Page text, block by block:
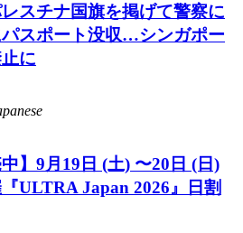
スチナ国旗を掲げて警察に
スポート没収…シンガポー
に
中】9月19日 (土) 〜20日 (日)
ULTRA Japan 2026』日割